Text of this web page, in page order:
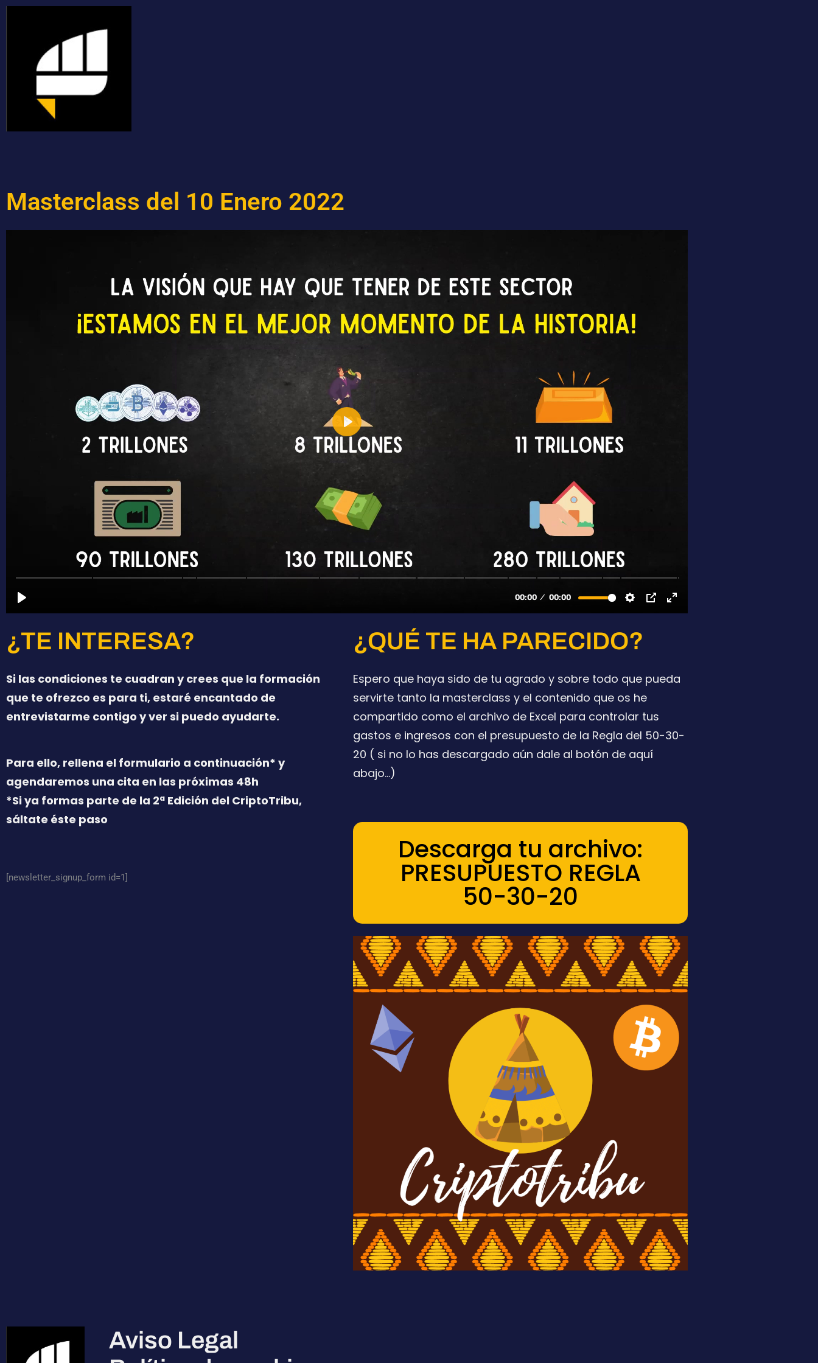
Masterclass del 10 Enero 2022
¿TE INTERESA?
Si las condiciones te cuadran y crees que la formación
que te ofrezco es para ti, estaré encantado de
entrevistarme contigo y ver si puedo ayudarte.
Para ello, rellena el formulario a continuación* y
agendaremos una cita en las próximas 48h
*Si ya formas parte de la 2ª Edición del CriptoTribu,
sáltate éste paso
[newsletter_signup_form id=1]
¿QUÉ TE HA PARECIDO?
Espero que haya sido de tu agrado y sobre todo que pueda
servirte tanto la masterclass y el contenido que os he
compartido como el archivo de Excel para controlar tus
gastos e ingresos con el presupuesto de la Regla del 50-30-
20 ( si no lo has descargado aún dale al botón de aquí
abajo…)
Descarga tu archivo:
PRESUPUESTO REGLA
50-30-20
Aviso Legal